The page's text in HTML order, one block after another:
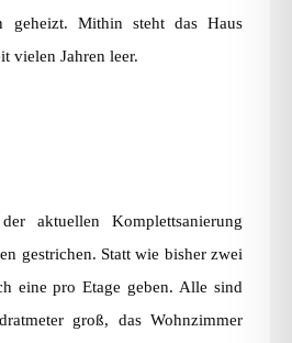
Mithin steht das Haus
vielen Jahren leer.
aktuellen Komplettsanierung
gestrichen. Statt wie bisher zwei
eine pro Etage geben. Alle sind
groß, das Wohnzimmer